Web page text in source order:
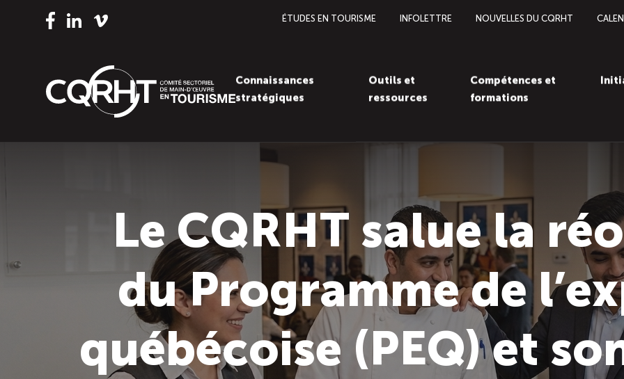
ÉTUDES EN TOURISME INFOLETTRE NOUVELLES DU CQRHT
Connaissances
stratégiques
Outils et
ressources
Compétences et
formations
Le CQRHT salue la
du Programme de
québécoise (PEQ) et